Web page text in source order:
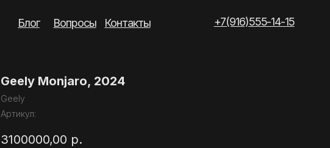
+7(916)555-14-15
Контакты
Вопросы
Geely Monjaro, 2024
Geely
Артикул:
3100000,00 р.